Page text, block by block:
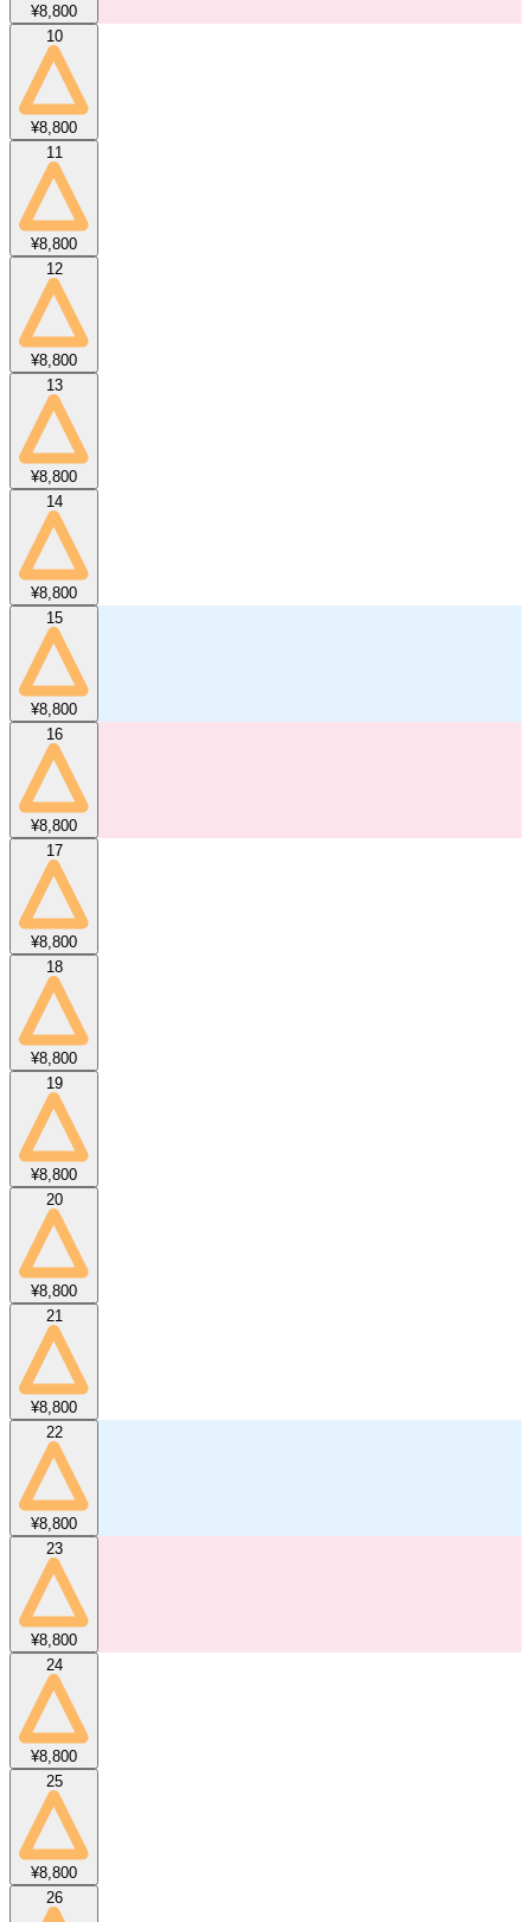
¥8,800
10
¥8,800
11
¥8,800
12
¥8,800
13
¥8,800
14
¥8,800
15
¥8,800
16
¥8,800
17
¥8,800
18
¥8,800
19
¥8,800
20
¥8,800
21
¥8,800
22
¥8,800
23
¥8,800
24
¥8,800
25
¥8,800
26